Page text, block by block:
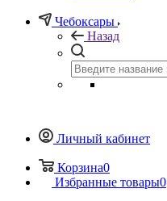
Чебоксары
Назад
Личный кабинет
Корзина0
Избранные товары0